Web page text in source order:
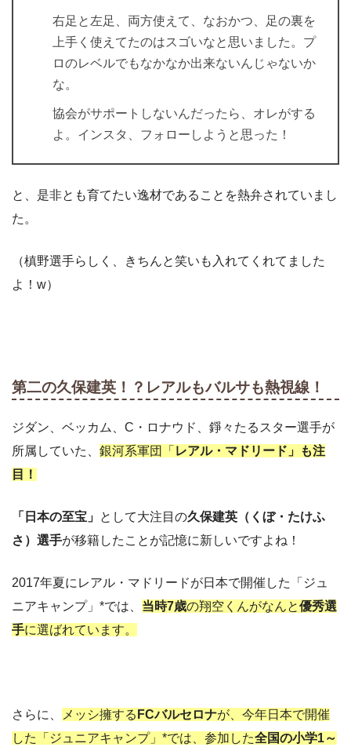
右足と左足、両方使えて、なおかつ、足の裏を
上手く使えてたのはスゴいなと思いました。プ
ロのレベルでもなかなか出来ないんじゃないか
な。
協会がサポートしないんだったら、オレがする
よ。インスタ、フォローしようと思った！
と、是非とも育てたい逸材であることを熱弁されていまし
た。
（槙野選手らしく、きちんと笑いも入れてくれてました
よ！w）
第二の久保建英！？レアルもバルサも熱視線！
ジダン、ベッカム、C・ロナウド、錚々たるスター選手が
所属していた、 銀河系軍団「 レアル・マドリード」も注
目！
「日本の至宝」 として大注目の久保建英（くぼ・たけふ
さ）選手が移籍したことが記憶に新しいですよね！
2017年夏にレアル・マドリードが日本で開催した「ジュ
ニアキャンプ」*では、 当時7歳の翔空くんがなんと優秀選
手に選ばれています。
さらに、 メッシ擁する FCバルセロナが、今年日本で開催
した「ジュニアキャンプ」*では、参加した全国の小学1～